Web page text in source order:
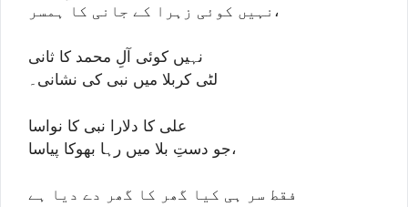
نہیں کوئی زہرا کے جانی کا ہمسر،
نہیں کوئی آلِ محمد کا ثانی
لٹی کربلا میں نبی کی نشانی۔
علی کا دلارا نبی کا نواسا
جو دستِ بلا میں رہا بھوکا پیاسا،
فقط سر ہی کیا گھر کا گھر دے دیا ہے